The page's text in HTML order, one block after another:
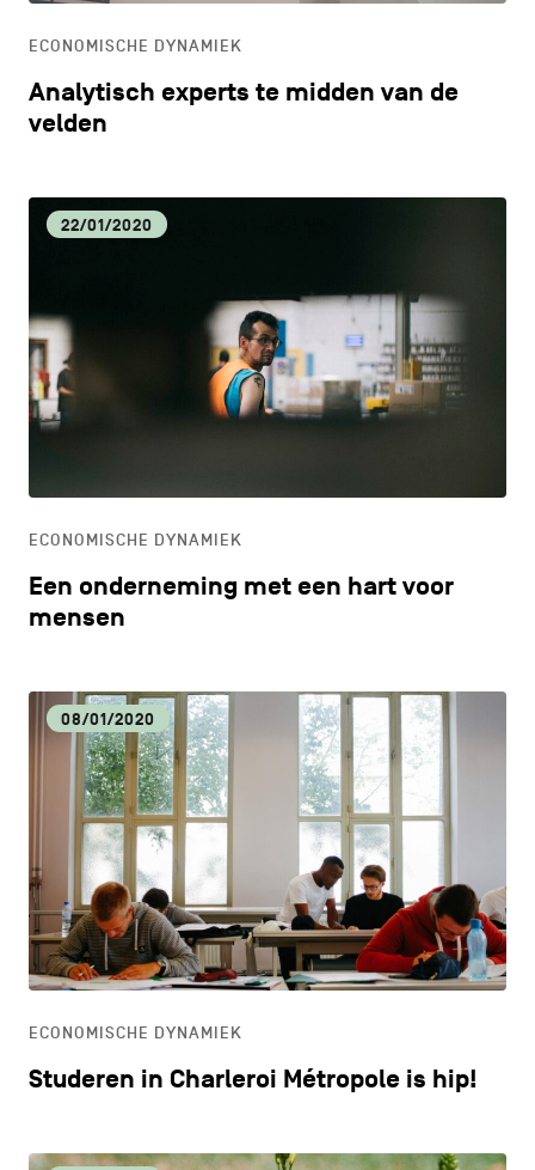
ECONOMISCHE DYNAMIEK
Analytisch experts te midden van de
velden
22/01/2020
ECONOMISCHE DYNAMIEK
Een onderneming met een hart voor
mensen
08/01/2020
ECONOMISCHE DYNAMIEK
Studeren in Charleroi Métropole is hip!